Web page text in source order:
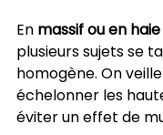
En massif ou en
plusieurs sujets se
homogène. On
échelonner les
éviter un effet de